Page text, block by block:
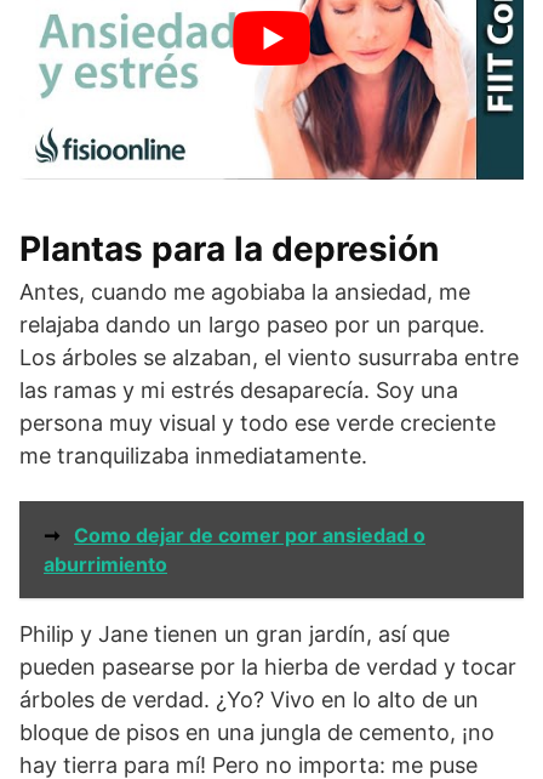
Plantas para la depresión
Antes, cuando me agobiaba la ansiedad, me
relajaba dando un largo paseo por un parque.
Los árboles se alzaban, el viento susurraba entre
las ramas y mi estrés desaparecía. Soy una
persona muy visual y todo ese verde creciente
me tranquilizaba inmediatamente.
➞
Como dejar de comer por ansiedad o
aburrimiento
Philip y Jane tienen un gran jardín, así que
pueden pasearse por la hierba de verdad y tocar
árboles de verdad. ¿Yo? Vivo en lo alto de un
bloque de pisos en una jungla de cemento, ¡no
hay tierra para mí! Pero no importa: me puse